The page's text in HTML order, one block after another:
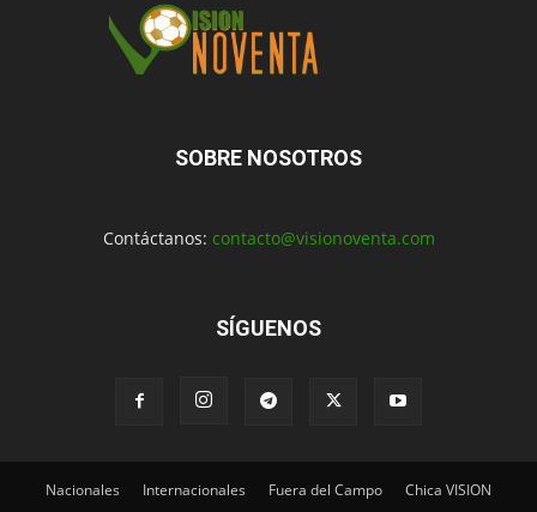
SOBRE NOSOTROS
Contáctanos: contacto@visionoventa.com
SÍGUENOS
Nacionales Internacionales Fuera del Campo Chica VISION